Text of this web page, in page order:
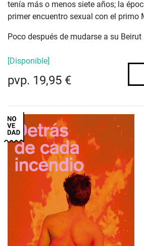
tenía más o menos siete años; la
primer encuentro sexual con el primo
Poco después de mudarse a su Beirut
[Disponible]
pvp. 19,95 €